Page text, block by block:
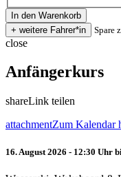
Spare
close
Anfängerkurs
shareLink teilen
attachmentZum Kalendar
16. August 2026 - 12:30 Uhr